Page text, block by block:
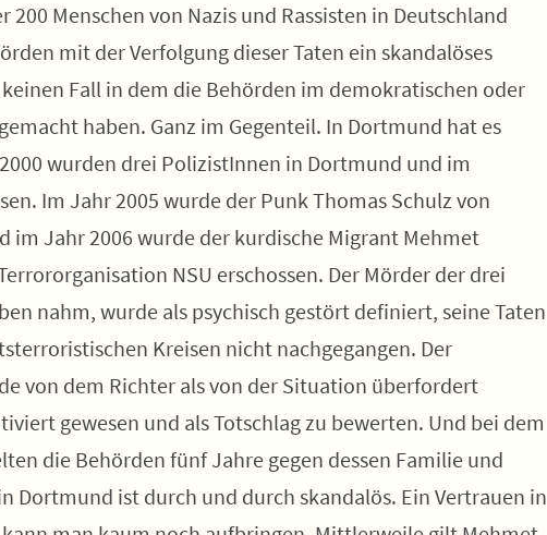
Menschen von Nazis und Rassisten in Deutschland
mit der Verfolgung dieser Taten ein skandalöses
Fall in dem die Behörden im demokratischen oder
haben. Ganz im Gegenteil. In Dortmund hat es
wurden drei PolizistInnen in Dortmund und im
Im Jahr 2005 wurde der Punk Thomas Schulz von
im Jahr 2006 wurde der kurdische Migrant Mehmet
NSU erschossen. Der Mörder der drei
nahm, wurde als psychisch gestört definiert, seine Taten
Kreisen nicht nachgegangen. Der
von dem Richter als von der Situation überfordert
gewesen und als Totschlag zu bewerten. Und bei dem
die Behörden fünf Jahre gegen dessen Familie und
Dortmund ist durch und durch skandalös. Ein Vertrauen in